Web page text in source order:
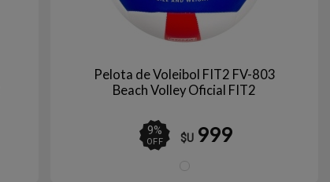
Pelota de Voleibol FIT2 FV-803
Beach Volley Oficial FIT2
9%
OFF $U 999